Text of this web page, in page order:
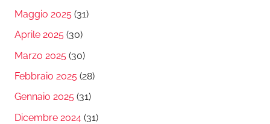
Maggio 2025 (31)
Aprile 2025 (30)
Marzo 2025 (30)
Febbraio 2025 (28)
Gennaio 2025 (31)
Dicembre 2024 (31)